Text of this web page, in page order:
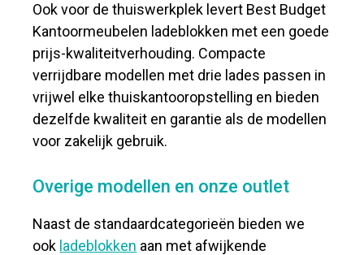
Ook voor de thuiswerkplek levert Best Budget
Kantoormeubelen ladeblokken met een goede
prijs-kwaliteitverhouding. Compacte
verrijdbare modellen met drie lades passen in
vrijwel elke thuiskantooropstelling en bieden
dezelfde kwaliteit en garantie als de modellen
voor zakelijk gebruik.
Overige modellen en onze outlet
Naast de standaardcategorieën bieden we
ook ladeblokken aan met afwijkende